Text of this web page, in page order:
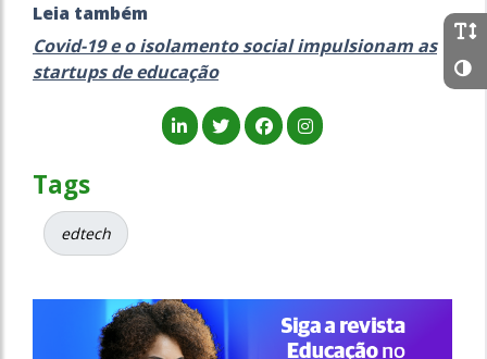
Leia também
Covid-19 e o isolamento social impulsionam as
startups de educação
Tags
edtech